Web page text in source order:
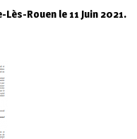
Rouen le 11 Juin 2021.